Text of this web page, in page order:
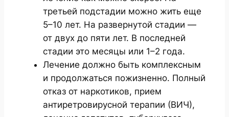
третьей подстадии можно жить еще
5–10 лет. На развернутой стадии —
от двух до пяти лет. В последней
стадии это месяцы или 1–2 года.
Лечение должно быть комплексным
и продолжаться пожизненно. Полный
отказ от наркотиков, прием
антиретровирусной терапии (ВИЧ),